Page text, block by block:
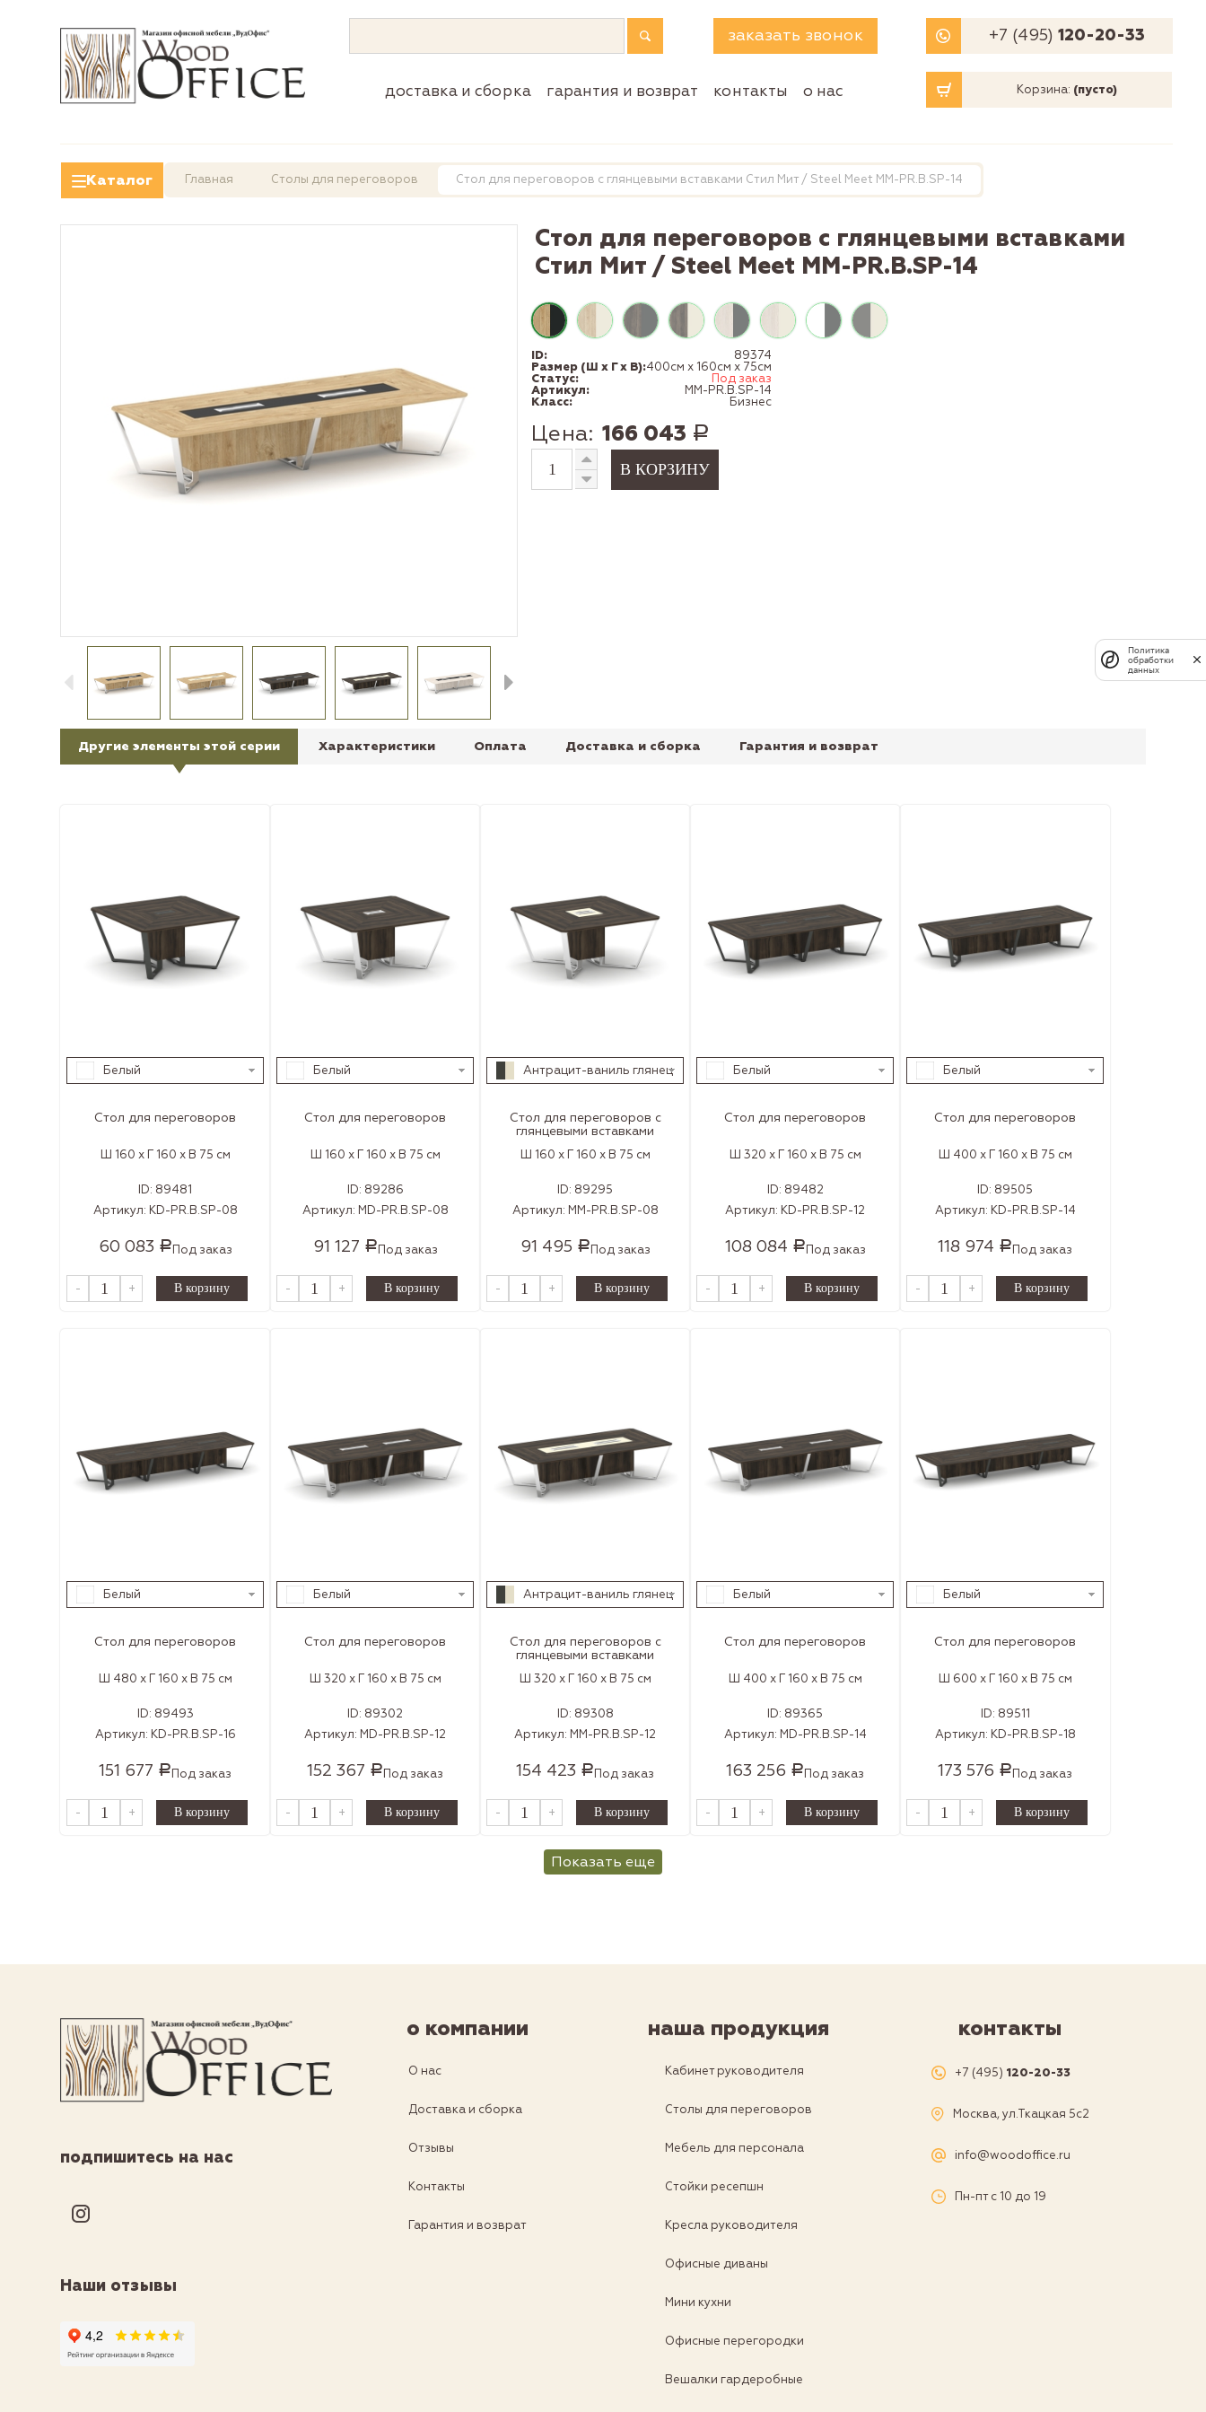
заказать звонок +7 (495)120-20-33
доставка и сборка гарантия и возврат контакты о нас Корзина: (пусто)
Каталог Главная Столы для переговоров Стол для переговоров с глянцевыми вставками Стил Мит / Steel Meet MM-PR.B.SP-14
Стол для переговоров с глянцевыми вставками
Стил Мит / Steel Meet MM-PR.B.SP-14
ID:
89374
Размер (Ш x Г x В):400см x 160см x 75см
Статус:
Под заказ
Артикул:
MM-PR.B.SP-14
Класс:
Бизнес
Цена: 166 043 Р
Другие элементы этой серии Характеристики Оплата Доставка и сборка Гарантия и возврат
Белый
Стол для переговоров
Ш 160 x Г 160 x В 75 см
ID: 89481
Артикул: KD-PR.B.SP-08
60 083 Р Под заказ
- +
Белый
Стол для переговоров
Ш 160 x Г 160 x В 75 см
ID: 89286
Артикул: MD-PR.B.SP-08
91 127 Р Под заказ
- +
Антрацит-ваниль глянец
Стол для переговоров с
глянцевыми вставками
Ш 160 x Г 160 x В 75 см
ID: 89295
Артикул: MM-PR.B.SP-08
91 495 Р Под заказ
- +
Белый
Стол для переговоров
Ш 320 x Г 160 x В 75 см
ID: 89482
Артикул: KD-PR.B.SP-12
108 084 Р Под заказ
- +
Белый
Стол для переговоров
Ш 400 x Г 160 x В 75 см
ID: 89505
Артикул: KD-PR.B.SP-14
118 974 Р Под заказ
- +
Белый
Стол для переговоров
Ш 480 x Г 160 x В 75 см
ID: 89493
Артикул: KD-PR.B.SP-16
151 677 Р Под заказ
- +
Белый
Стол для переговоров
Ш 320 x Г 160 x В 75 см
ID: 89302
Артикул: MD-PR.B.SP-12
152 367 Р Под заказ
- +
Антрацит-ваниль глянец
Стол для переговоров с
глянцевыми вставками
Ш 320 x Г 160 x В 75 см
ID: 89308
Артикул: MM-PR.B.SP-12
154 423 Р Под заказ
- +
Белый
Стол для переговоров
Ш 400 x Г 160 x В 75 см
ID: 89365
Артикул: MD-PR.B.SP-14
163 256 Р Под заказ
- +
Белый
Стол для переговоров
Ш 600 x Г 160 x В 75 см
ID: 89511
Артикул: KD-PR.B.SP-18
173 576 Р Под заказ
- +
Показать еще
подпишитесь на нас
Наши отзывы
о компании
О нас
Доставка и сборка
Отзывы
Контакты
Гарантия и возврат
наша продукция
Кабинет руководителя
Столы для переговоров
Мебель для персонала
Стойки ресепшн
Кресла руководителя
Офисные диваны
Мини кухни
Офисные перегородки
Вешалки гардеробные
контакты
+7 (495) 120-20-33
Москва, ул.Ткацкая 5с2
info@woodoffice.ru
Пн-пт с 10 до 19
Политика
обработки
данных